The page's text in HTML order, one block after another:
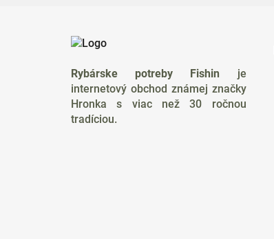
Rybárske potreby Fishin je
internetový obchod známej značky
Hronka s viac než 30 ročnou
tradíciou.